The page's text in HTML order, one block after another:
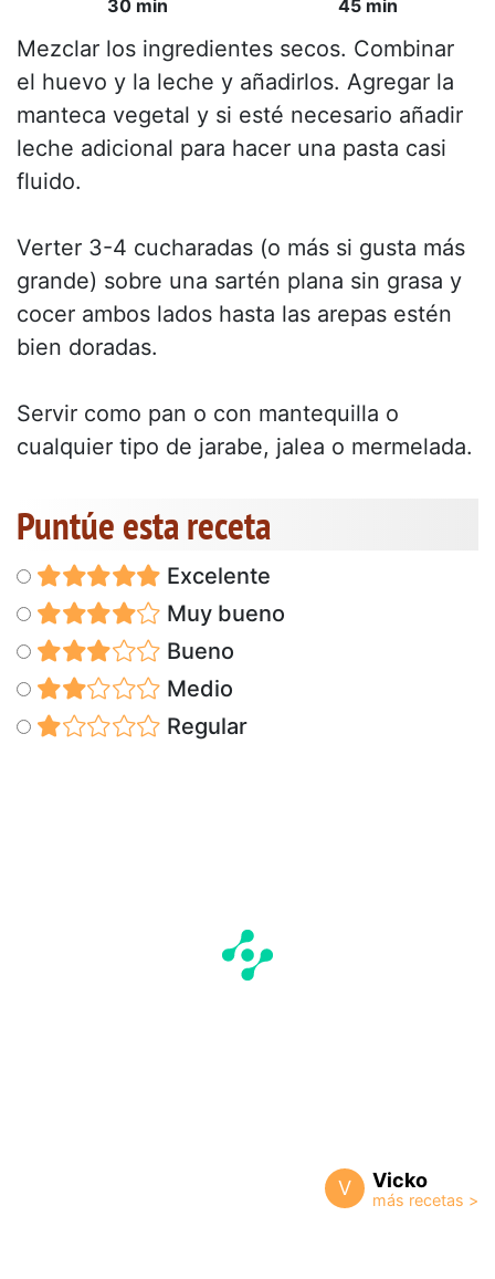
30 min 45 min
Mezclar los ingredientes secos. Combinar
el huevo y la leche y añadirlos. Agregar la
manteca vegetal y si esté necesario añadir
leche adicional para hacer una pasta casi
fluido.
Verter 3-4 cucharadas (o más si gusta más
grande) sobre una sartén plana sin grasa y
cocer ambos lados hasta las arepas estén
bien doradas.
Servir como pan o con mantequilla o
cualquier tipo de jarabe, jalea o mermelada.
Puntúe esta receta
Excelente
Muy bueno
Bueno
Medio
Regular
V Vicko